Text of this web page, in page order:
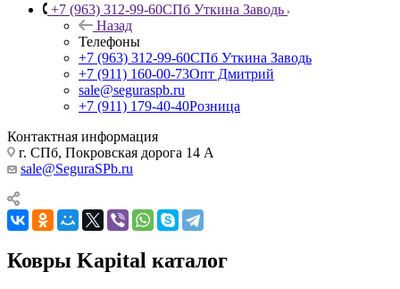
+7 (963) 312-99-60СПб Уткина Заводь
Назад
Телефоны
+7 (963) 312-99-60СПб Уткина Заводь
+7 (911) 160-00-73Опт Дмитрий
sale@seguraspb.ru
+7 (911) 179-40-40Розница
Контактная информация
г. СПб, Покровская дорога 14 А
sale@SeguraSPb.ru
Ковры Kapital каталог